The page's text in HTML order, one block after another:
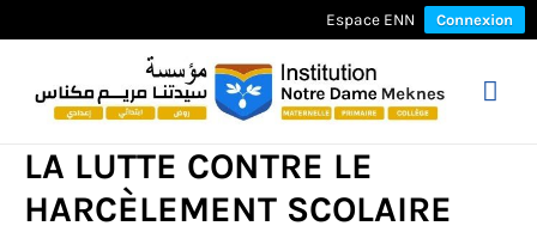
Espace ENN Connexion
LA LUTTE CONTRE LE
HARCÈLEMENT SCOLAIRE